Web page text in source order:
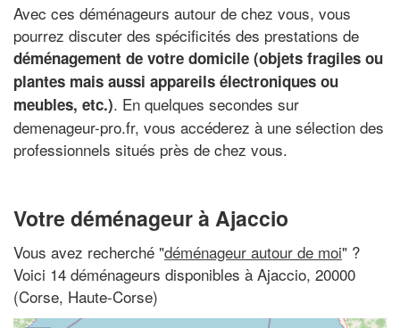
Avec ces déménageurs autour de chez vous, vous
pourrez discuter des spécificités des prestations de
déménagement de votre domicile (objets fragiles ou
plantes mais aussi appareils électroniques ou
meubles, etc.). En quelques secondes sur
demenageur-pro.fr, vous accéderez à une sélection des
professionnels situés près de chez vous.
Votre déménageur à Ajaccio
Vous avez recherché "déménageur autour de moi" ?
Voici 14 déménageurs disponibles à Ajaccio, 20000
(Corse, Haute-Corse)